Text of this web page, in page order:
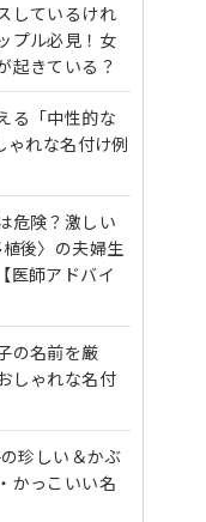
しているけれ
プル必見！女
起きている？
る「中性的な
れな名付け例
危険？激しい
後〉の夫婦生
医師アドバイ
の名前を厳
しゃれな名付
珍しい＆かぶ
かっこいい名